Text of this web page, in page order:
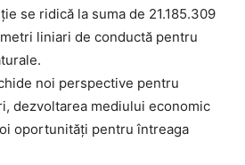
se ridică la suma de 21.185.309
liniari de conductă pentru
noi perspective pentru
dezvoltarea mediului economic
oportunități pentru întreaga